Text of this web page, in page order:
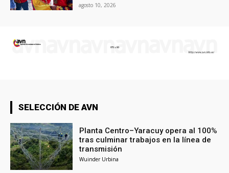
agosto 10, 2026
SELECCIÓN DE AVN
Planta Centro–Yaracuy opera al 100%
tras culminar trabajos en la línea de
transmisión
Wuinder Urbina